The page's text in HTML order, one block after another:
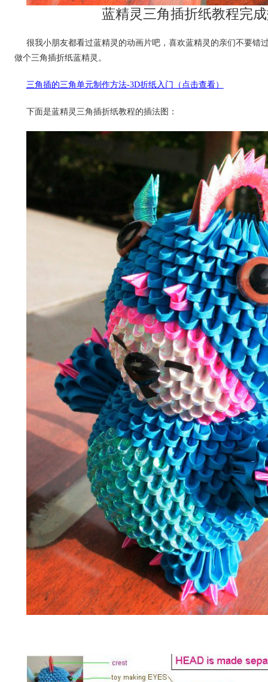
蓝精灵三角插折纸教程完
很我小朋友都看过蓝精灵的动画片吧，喜欢蓝精灵的亲们不要错
做个三角插折纸蓝精灵。
三角插的三角单元制作方法-3D折纸入门（点击查看）
下面是蓝精灵三角插折纸教程的插法图：